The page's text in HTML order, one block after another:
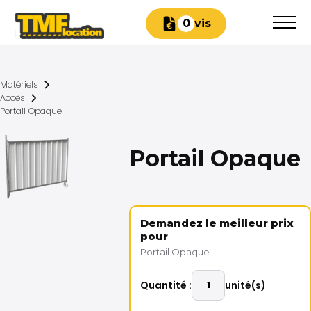
Devis
0
Matériels
Accès
Portail Opaque
Portail Opaque
Demandez le meilleur prix
pour
Portail Opaque
Quantité : unité(s)